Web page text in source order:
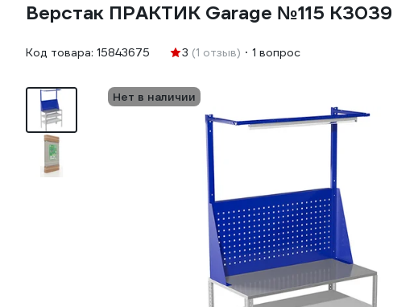
Верстак ПРАКТИК Garage №115
Код товара: 15843675 3 (1 отзыв) 1 вопрос
Нет в наличии